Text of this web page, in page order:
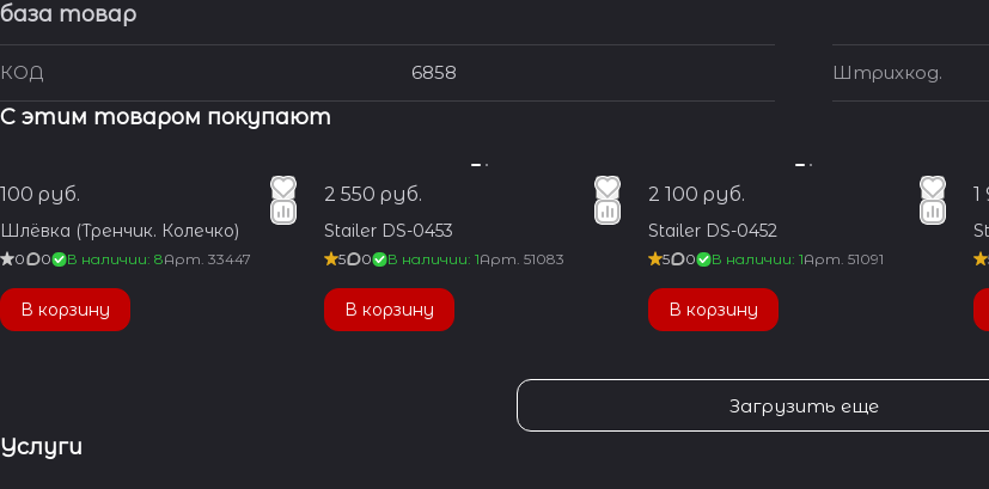
база товар
КОД 6858 Штрихкод.
С этим товаром покупают
100 руб.
Шлёвка (Тренчик. Колечко)
0 0 В наличии: 8Арт. 33447
В корзину
2 550 руб.
Stailer DS-0453
5 0 В наличии: 1Арт.51083
В корзину
2 100 руб.
Stailer DS-0452
5 0 В наличии: 1Арт.51091
В корзину
1
Загрузить еще
Услуги